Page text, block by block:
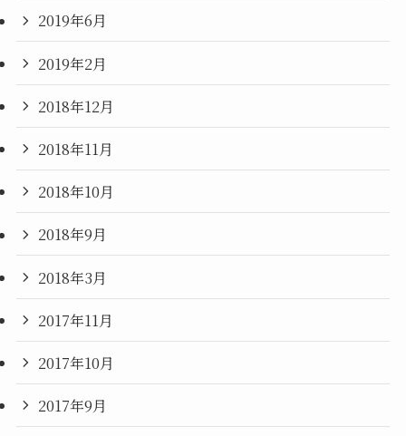
2019年6月
2019年2月
2018年12月
2018年11月
2018年10月
2018年9月
2018年3月
2017年11月
2017年10月
2017年9月